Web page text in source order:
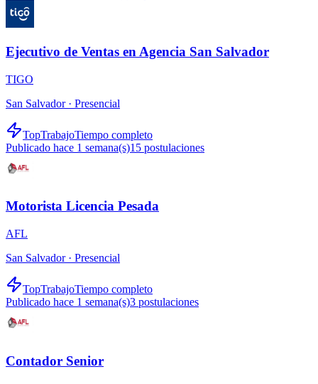
Ejecutivo de Ventas en Agencia San Salvador
TIGO
San Salvador · Presencial
TopTrabajoTiempo completo
Publicado hace 1 semana(s)15 postulaciones
Motorista Licencia Pesada
AFL
San Salvador · Presencial
TopTrabajoTiempo completo
Publicado hace 1 semana(s)3 postulaciones
Contador Senior